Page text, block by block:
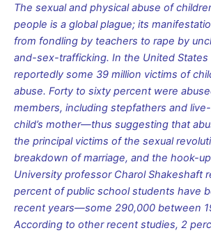
The sexual and physical abuse of
people is a global plague; its
from fondling by teachers to rape by
and-sex-trafficking. In the United States
reportedly some 39 million victims of
abuse. Forty to sixty percent were
members, including stepfathers and
child’s mother—thus suggesting that
the principal victims of the sexual
breakdown of marriage, and the hook-
University professor Charol Shakeshaft
percent of public school students have
recent years—some 290,000 between
According to other recent studies, 2